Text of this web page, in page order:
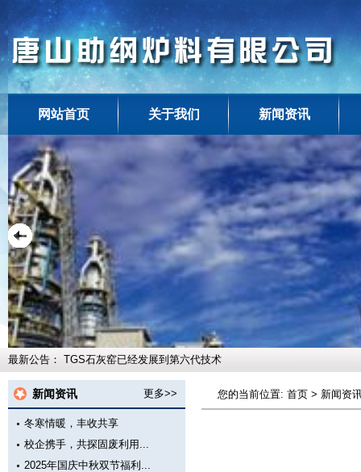
网站首页 关于我们 新闻资讯
最新公告： TGS石灰窑已经发展到第六代技术
新闻资讯 更多>>
冬寒情暖，丰收共享
校企携手，共探固废利用...
2025年国庆中秋双节福利...
您的当前位置: 首页 > 新闻资